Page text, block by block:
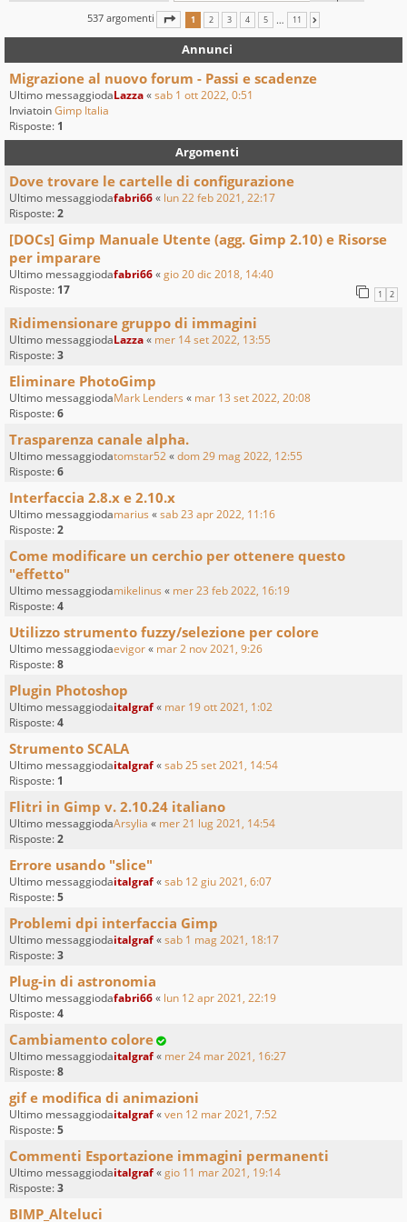
537 argomenti PAGINA 1DI 11
1 2 3 4 5 … 11
Annunci
Migrazione al nuovo forum - Passi e scadenze
Ultimo messaggiodaLazza«sab 1 ott 2022, 0:51
InviatoinGimp Italia
Risposte: 1
Argomenti
Dove trovare le cartelle di configurazione
Ultimo messaggiodafabri66« lun 22 feb 2021, 22:17
Risposte:2
[DOCs] Gimp Manuale Utente (agg. Gimp 2.10) e Risorse
per imparare
Ultimo messaggiodafabri66«gio 20 dic 2018, 14:40
Risposte: 17 1 2
Ridimensionare gruppo di immagini
Ultimo messaggiodaLazza« mer 14 set 2022, 13:55
Risposte:3
Eliminare PhotoGimp
Ultimo messaggiodaMark Lenders « mar 13 set 2022, 20:08
Risposte:6
Trasparenza canale alpha.
Ultimo messaggiodatomstar52«dom 29 mag 2022, 12:55
Risposte:6
Interfaccia 2.8.x e 2.10.x
Ultimo messaggiodamarius «sab 23 apr 2022, 11:16
Risposte:2
Come modificare un cerchio per ottenere questo
"effetto"
Ultimo messaggiodamikelinus « mer 23 feb 2022, 16:19
Risposte:4
Utilizzo strumento fuzzy/selezione per colore
Ultimo messaggiodaevigor« mar 2 nov 2021, 9:26
Risposte:8
Plugin Photoshop
Ultimo messaggiodaitalgraf« mar 19 ott 2021, 1:02
Risposte:4
Strumento SCALA
Ultimo messaggiodaitalgraf«sab 25 set 2021, 14:54
Risposte: 1
Flitri in Gimp v. 2.10.24 italiano
Ultimo messaggiodaArsylia « mer 21 lug 2021, 14:54
Risposte:2
Errore usando "slice"
Ultimo messaggiodaitalgraf«sab 12 giu 2021, 6:07
Risposte:5
Problemi dpi interfaccia Gimp
Ultimo messaggiodaitalgraf«sab 1 mag 2021, 18:17
Risposte:3
Plug-in di astronomia
Ultimo messaggiodafabri66« lun 12 apr 2021, 22:19
Risposte:4
Cambiamento colore
Ultimo messaggiodaitalgraf« mer 24 mar 2021, 16:27
Risposte:8
gif e modifica di animazioni
Ultimo messaggiodaitalgraf«ven 12 mar 2021, 7:52
Risposte:5
Commenti Esportazione immagini permanenti
Ultimo messaggiodaitalgraf«gio 11 mar 2021, 19:14
Risposte:3
BIMP_Alteluci